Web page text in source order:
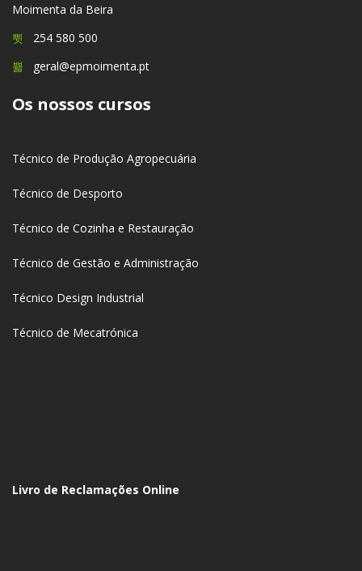
Moimenta da Beira
254 580 500
geral@epmoimenta.pt
Os nossos cursos
Técnico de Produção Agropecuária
Técnico de Desporto
Técnico de Cozinha e Restauração
Técnico de Gestão e Administração
Técnico Design Industrial
Técnico de Mecatrónica
Livro de Reclamações Online